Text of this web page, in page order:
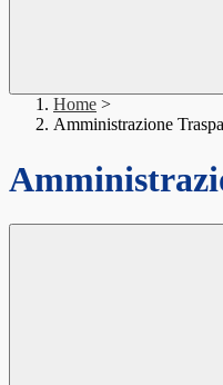
Home >
Amministrazione